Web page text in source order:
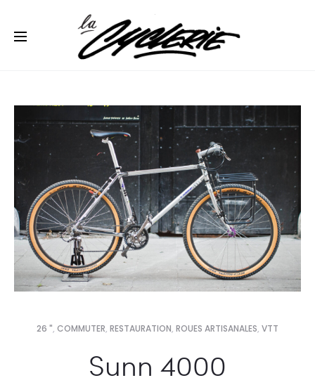
26 ", COMMUTER, RESTAURATION, ROUES ARTISANALES, VTT
Sunn 4000